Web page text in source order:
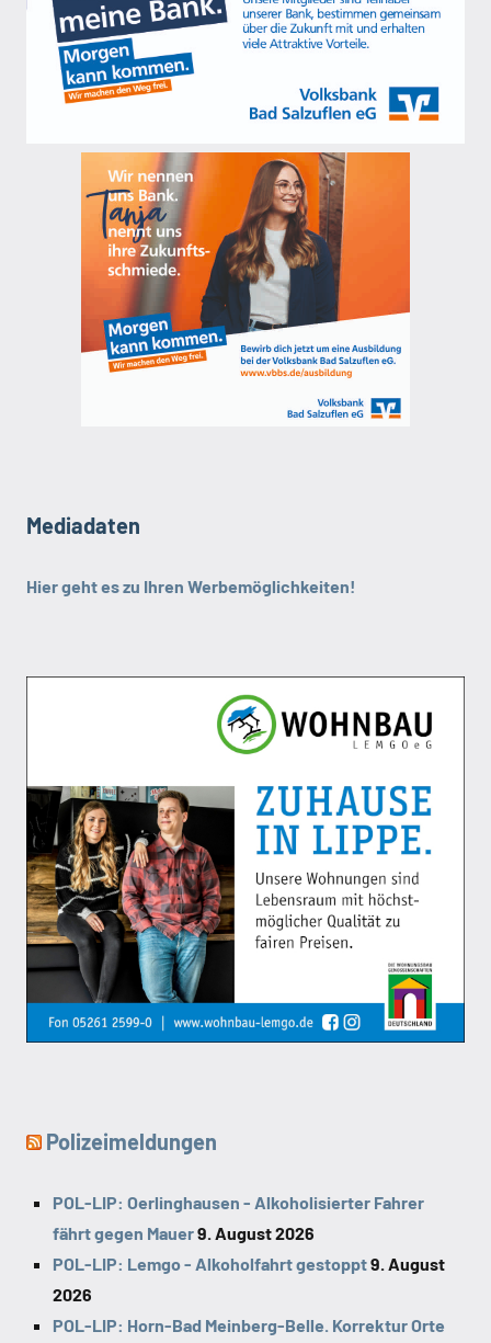
Mediadaten
Hier geht es zu Ihren Werbemöglichkeiten!
Polizeimeldungen
POL-LIP: Oerlinghausen - Alkoholisierter Fahrer
fährt gegen Mauer9. August 2026
POL-LIP: Lemgo - Alkoholfahrt gestoppt9. August
2026
POL-LIP: Horn-Bad Meinberg-Belle. Korrektur Orte